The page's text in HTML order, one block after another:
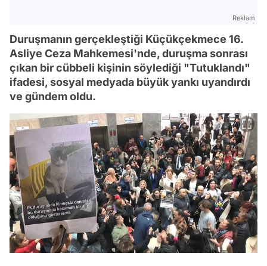
Reklam
Duruşmanın gerçekleştiği Küçükçekmece 16.
Asliye Ceza Mahkemesi'nde, duruşma sonrası
çıkan bir cübbeli kişinin söylediği "Tutuklandı"
ifadesi, sosyal medyada büyük yankı uyandırdı
ve gündem oldu.